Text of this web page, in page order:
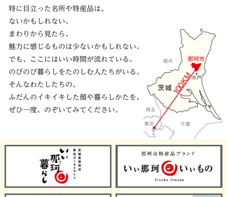
特に目立った名所や特産品は、
ないかもしれない。
まわりから見たら、
魅力に感じるものは少ないかもしれない。
でも、ここにはいい時間が流れている。
のびのび暮らしをたのしむ人たちがいる。
そんなわたしたちの、
ふだんのイキイキした顔や暮らしかたを、
ぜひ一度、のぞいてみてください。
茨城県那珂市